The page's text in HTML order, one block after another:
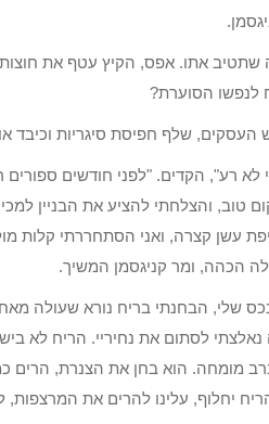
אתו. אפס, הקיץ עטף את חוצות
לנפשו הסוערת?
שלף חפיסת סיגריות וכיבד
רע", הקדים. "לפני חודשים ספורים
טוב, והצלחתי להציע את הבניין
עשן קצרה, ואני הסתחררתי קלות
הכהה, ומר קניגסמן המשיך.
שלי, הבחנתי בריח נורא שעולה
לסתום את נחיריי. הריח לא
מומחה. הוא בחן את הצנרת, הרים
יחלוף, עלינו להרים את